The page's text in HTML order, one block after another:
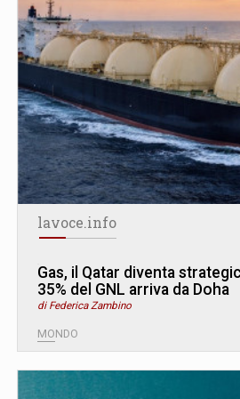
lavoce.info
Gas, il Qatar diventa
35% del GNL arriva da Doha
di Federica Zambino
MONDO